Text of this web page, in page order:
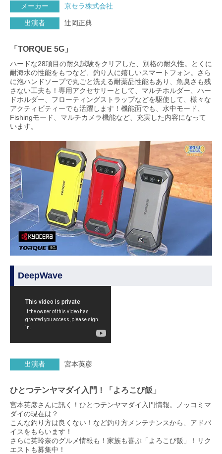
メーカー 京セラ株式会社
出演者 辻岡正典
「TORQUE 5G」
ハードな28項目の耐久試験をクリアした、別格の耐久性。とくに
耐海水の性能をもつなど、釣り人に嬉しいスマートフォン。さら
に泡ハンドソープで丸ごと洗える耐薬品性能もあり、魚臭さも残
さない工夫も！専用アクセサリーとして、マルチホルダー、ハー
ドホルダー、フローティングストラップなどを駆使して、様々な
アクティビティーでも活躍します！機能面でも、水中モード、
Fishingモード、マルチカメラ機能など、充実した内容になって
います。
DeepWave
出演者 宮本英彦
ひとつテンヤマダイ入門！「よろこび飯」
宮本英彦さんに訊く！ひとつテンヤマダイ入門情報。ノッコミマ
ダイの現在は？
こんな釣り方は良くない！など釣り方メンテナンスから、アドバ
イスをもらいます！
さらに英玲奈のグルメ情報も！家族も喜ぶ「よろこび飯」！リク
エストも募集中！